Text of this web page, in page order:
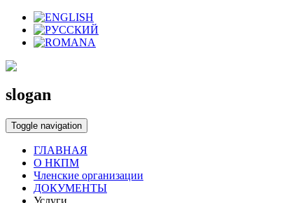
slogan
Toggle navigation
ГЛАВНАЯ
О НКПМ
Членские организации
ДОКУМЕНТЫ
Услуги